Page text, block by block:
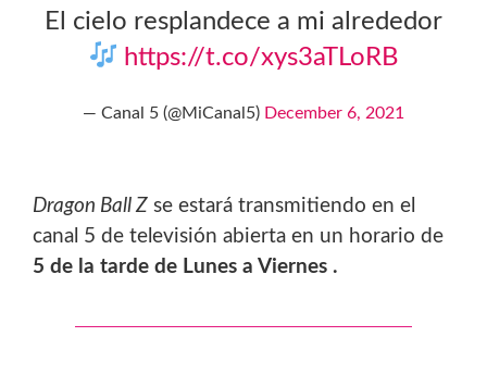
El cielo resplandece a mi alrededor
https://t.co/xys3aTLoRB
— Canal 5 (@MiCanal5) December 6, 2021
Dragon Ball Z se estará transmitiendo en el
canal 5 de televisión abierta en un horario de
5 de la tarde de Lunes a Viernes .